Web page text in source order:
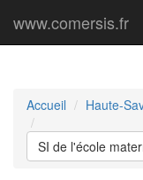
www.comersis.fr
Accueil Haute-
SI de l'école